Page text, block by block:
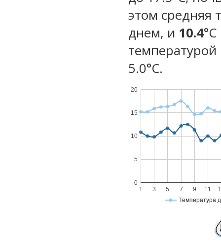
этом средняя
днем, и 10.4
температурой
5.0°С.
Температура
1 3 5 7 9 11
0
5
10
15
20